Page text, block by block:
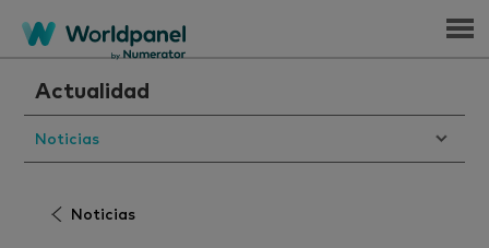
Menu
Actualidad
Noticias
Noticias